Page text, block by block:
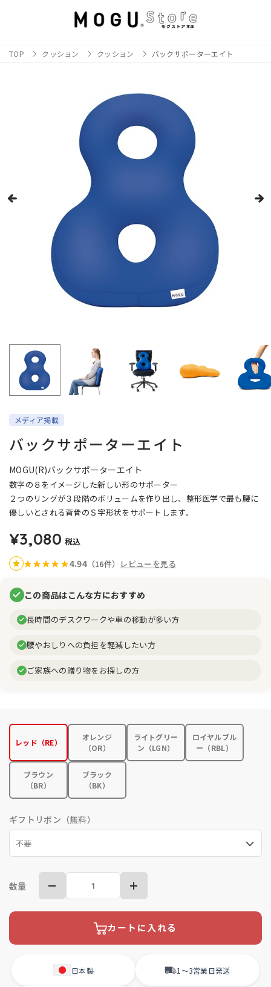
TOP クッション クッション バックサポーターエイト
メディア掲載
バックサポーターエイト
MOGU(R)バックサポーターエイト
数字の８をイメージした新しい形のサポーター
２つのリングが３段階のボリュームを作り出し、整形医学で最も腰に
優しいとされる背骨のＳ字形状をサポートします。
¥3,080 税込
★★★★★4.94（16件） レビューを見る
この商品はこんな方におすすめ
長時間のデスクワークや車の移動が多い方
腰やおしりへの負担を軽減したい方
ご家族への贈り物をお探しの方
レッド（RE）
オレンジ
（OR）
ライトグリー
ン（LGN）
ロイヤルブル
ー（RBL）
ブラウン
（BR）
ブラック
（BK）
ギフトリボン（無料）
数量
カートに入れる
日本製 1〜3営業日発送